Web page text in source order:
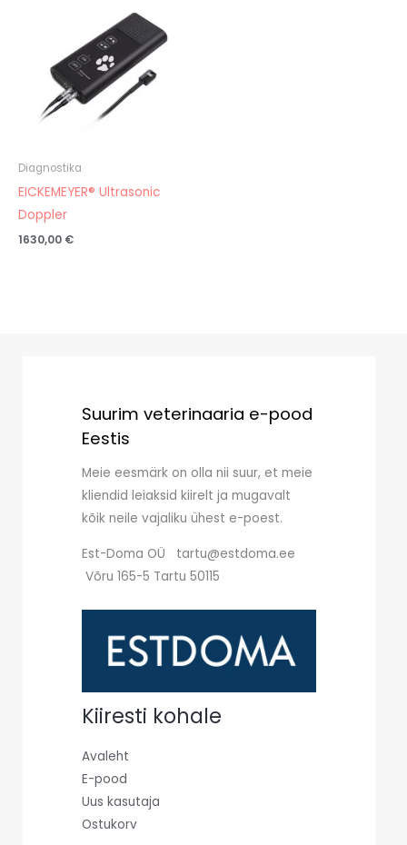
Diagnostika
EICKEMEYER® Ultrasonic
Doppler
1630,00 €
Suurim veterinaaria e-pood
Eestis
Meie eesmärk on olla nii suur, et meie
kliendid leiaksid kiirelt ja mugavalt
kõik neile vajaliku ühest e-poest.
Est-Doma OÜ tartu@estdoma.ee
Võru 165-5 Tartu 50115
Kiiresti kohale
Avaleht
E-pood
Uus kasutaja
Ostukorv